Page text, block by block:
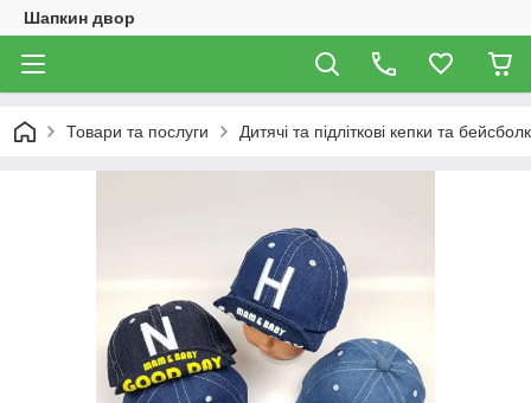
Шапкин двор
Товари та послуги Дитячі та підліткові кепки та